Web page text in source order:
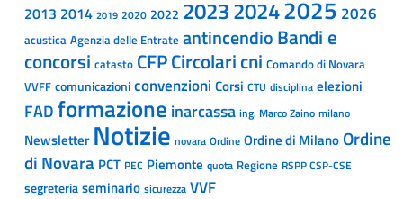
2013 2014 2019 2020 2022 202320242025 2026
acustica Agenzia delle Entrate antincendio Bandi e
concorsi catasto CFPCircolaricni Comando di Novara
VVFF comunicazioniconvenzioni Corsi CTU disciplina elezioni
FADformazione inarcassa ing. Marco Zaino milano
Newsletter Notizie novara Ordine Ordine di Milano Ordine
di Novara PCT PEC Piemonte quota Regione RSPP CSP-CSE
segreteriaseminario sicurezza VVF